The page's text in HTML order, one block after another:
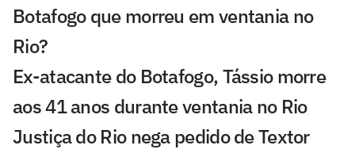
Botafogo que morreu em ventania no
Rio?
Ex-atacante do Botafogo, Tássio morre
aos 41 anos durante ventania no Rio
Justiça do Rio nega pedido de Textor